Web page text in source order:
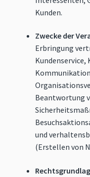
Kunden.
Zwecke der
Erbringung
Beantwortung
und
(Erstellen von